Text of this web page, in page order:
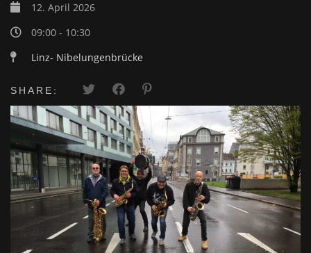
12. April 2026
09:00 - 10:30
Linz- Nibelungenbrücke
SHARE: